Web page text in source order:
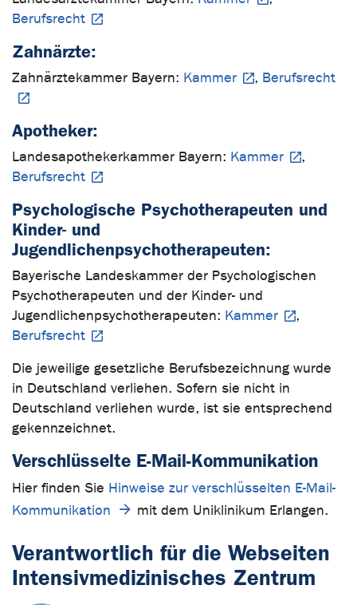
Berufsrecht
Zahnärzte:
Zahnärztekammer Bayern: Kammer , Berufsrecht
Apotheker:
Landesapothekerkammer Bayern: Kammer
,
Berufsrecht
Psychologische Psychotherapeuten und
Kinder- und
Jugendlichenpsychotherapeuten:
Bayerische Landeskammer der Psychologischen
Psychotherapeuten und der Kinder- und
Jugendlichenpsychotherapeuten: Kammer
,
Berufsrecht
Die jeweilige gesetzliche Berufsbezeichnung wurde
in Deutschland verliehen. Sofern sie nicht in
Deutschland verliehen wurde, ist sie entsprechend
gekennzeichnet.
Verschlüsselte E-Mail-Kommunikation
Hier finden Sie Hinweise zur verschlüsselten E-Mail-
Kommunikation
mit dem Uniklinikum Erlangen.
Verantwortlich für die Webseiten
Intensivmedizinisches Zentrum